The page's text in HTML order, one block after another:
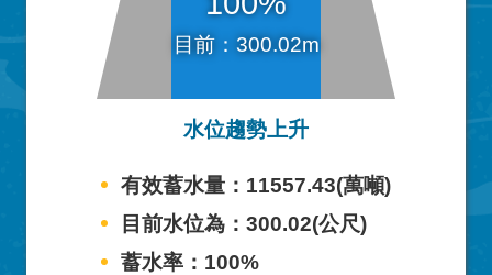
目前：300.02m
水位趨勢上升
有效蓄水量：11557.43(萬噸)
目前水位為：300.02(公尺)
蓄水率：100%